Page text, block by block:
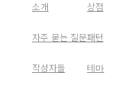
소개
자주 묻는 질문
작성자들
상점
패턴
테마